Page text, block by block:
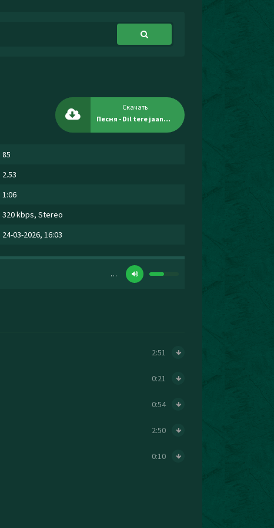
Скачать
Песня - Dil tere jaane na
85
2.53
1:06
320 kbps, Stereo
24-03-2026, 16:03
…
2:51
0:21
0:54
2:50
0:10